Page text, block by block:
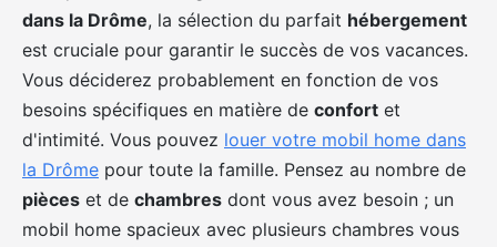
dans la Drôme, la sélection du parfait hébergement
est cruciale pour garantir le succès de vos vacances.
Vous déciderez probablement en fonction de vos
besoins spécifiques en matière de confort et
d'intimité. Vous pouvez louer votre mobil home dans
la Drôme pour toute la famille. Pensez au nombre de
pièces et de chambres dont vous avez besoin ; un
mobil home spacieux avec plusieurs chambres vous